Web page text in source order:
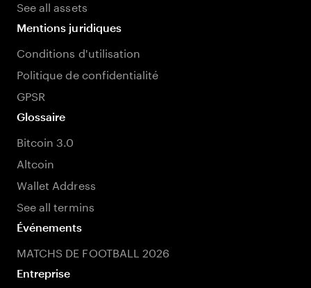
See all assets
Mentions juridiques
Conditions d'utilisation
Politique de confidentialité
GPSR
Glossaire
Bitcoin 3.0
Altcoin
Wallet Address
See all termins
Événements
MATCHS DE FOOTBALL 2026
Entreprise